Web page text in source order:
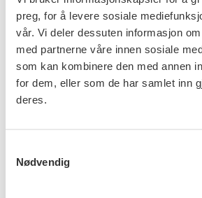
preg, for å levere sosiale
vår. Vi deler dessuten informasjon
med partnerne våre innen sosiale
som kan kombinere den med annen
for dem, eller som de har samlet inn
deres.
Nødvendig
Rødt Ringsaker
Rødt Bergen
Rødt Alstahaug
Rødt Lillehammer
Fagforbundet har fått?